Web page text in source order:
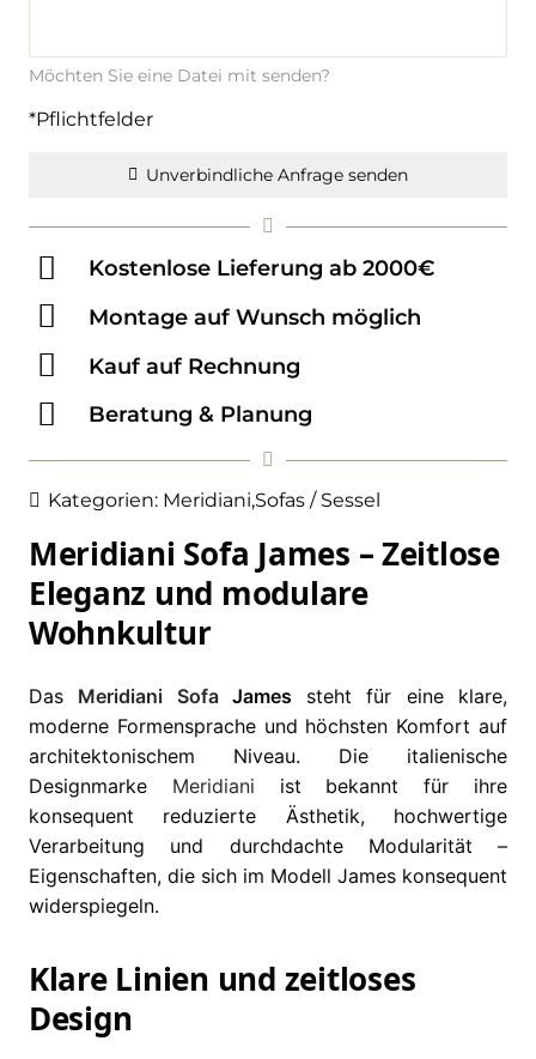
Möchten Sie eine Datei mit senden?
*Pflichtfelder
Unverbindliche Anfrage senden
Kostenlose Lieferung ab 2000€
Montage auf Wunsch möglich
Kauf auf Rechnung
Beratung & Planung
Kategorien: Meridiani,Sofas / Sessel
Meridiani Sofa James – Zeitlose
Eleganz und modulare
Wohnkultur
Das Meridiani SofaJames steht für eine klare,
moderne Formensprache und höchsten Komfort auf
architektonischem Niveau. Die italienische
Designmarke Meridiani ist bekannt für ihre
konsequent reduzierte Ästhetik, hochwertige
Verarbeitung und durchdachte Modularität –
Eigenschaften, die sich im Modell James konsequent
widerspiegeln.
Klare Linien und zeitloses
Design